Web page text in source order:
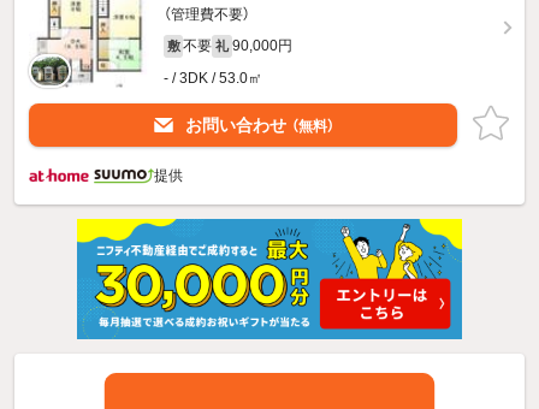
（管理費不要）
敷 不要 礼 90,000円
- / 3DK / 53.0㎡
お問い合わせ （無料）
提供